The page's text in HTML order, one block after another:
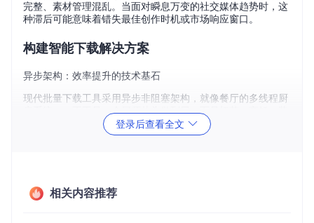
完整、素材管理混乱。当面对瞬息万变的社交媒体趋势时，这
种滞后可能意味着错失最佳创作时机或市场响应窗口。
构建智能下载解决方案
异步架构：效率提升的技术基石
现代批量下载工具采用异步非阻塞架构，就像餐厅的多线程厨
房系统——不再是一个厨师从头做到尾，而是切菜、烹饪、装
盘等环节并行处理。基于asyncio + aiohttp技术栈构建的系
统，能够同时发起多个下载请求，智能分配网络资源，实
工具命令行参数配置界面，支持多种下载选项自定义
登录后查看全文
相关内容推荐